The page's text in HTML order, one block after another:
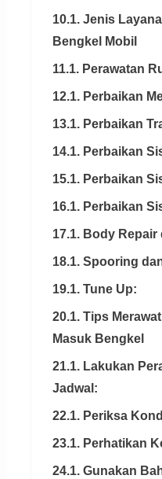
10.1. Jenis
Bengkel Mobil
11.1. Perawatan
12.1. Perbaikan
13.1. Perbaikan
14.1. Perbaikan
15.1. Perbaikan
16.1. Perbaikan
17.1. Body
18.1. Spooring
19.1. Tune Up:
20.1. Tips
Masuk Bengkel
21.1. Lakukan
Jadwal:
22.1. Periksa
23.1. Perhatikan
24.1. Gunakan